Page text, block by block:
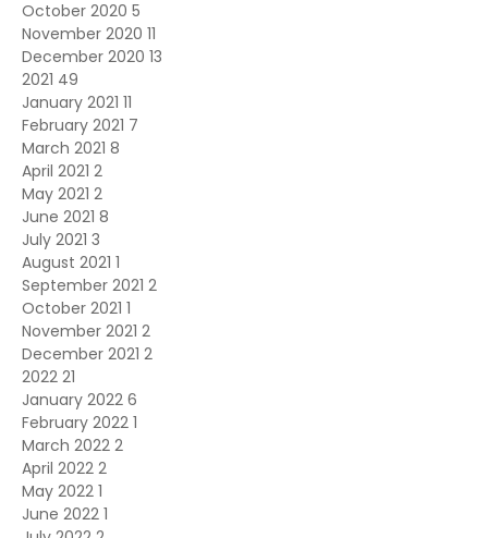
October 2020 5
November 2020 11
December 2020 13
2021 49
January 2021 11
February 2021 7
March 2021 8
April 2021 2
May 2021 2
June 2021 8
July 2021 3
August 2021 1
September 2021 2
October 2021 1
November 2021 2
December 2021 2
2022 21
January 2022 6
February 2022 1
March 2022 2
April 2022 2
May 2022 1
June 2022 1